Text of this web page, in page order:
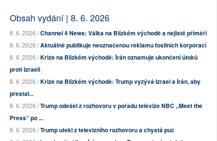
Obsah vydání | 8. 6. 2026
8. 6. 2026 /Channel 4 News: Válka na Blízkém východě a nejisté příměří
8. 6. 2026 /Aktuálně publikuje neoznačenou reklamu fosilních korporací
8. 6. 2026 /Krize na Blízkém východě: Írán oznamuje ukončení útoků
proti Izraeli
8. 6. 2026 /Krize na Blízkém východě: Trump vyzývá Izrael a Írán, aby
přestal...
8. 6. 2026 /Trump odešel z rozhovoru v pořadu televize NBC „Meet the
Press“ po ...
8. 6. 2026 /Trump utekl z televizního rozhovoru a chystá puč